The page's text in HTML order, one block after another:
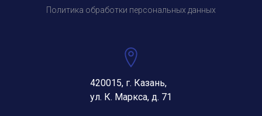
Политика обработки персональных данных
420015, г. Казань,
ул. К. Маркса, д. 71